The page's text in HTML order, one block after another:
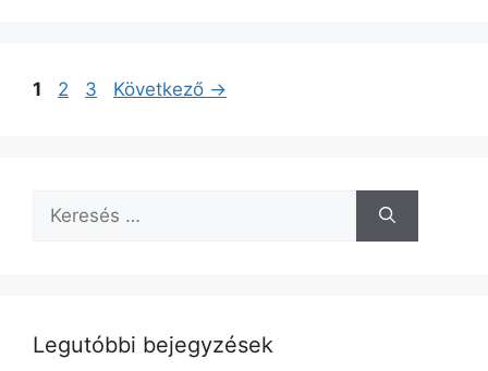
Oldal
1 Oldal
2 Oldal
3 Következő →
Keresés:
Legutóbbi bejegyzések